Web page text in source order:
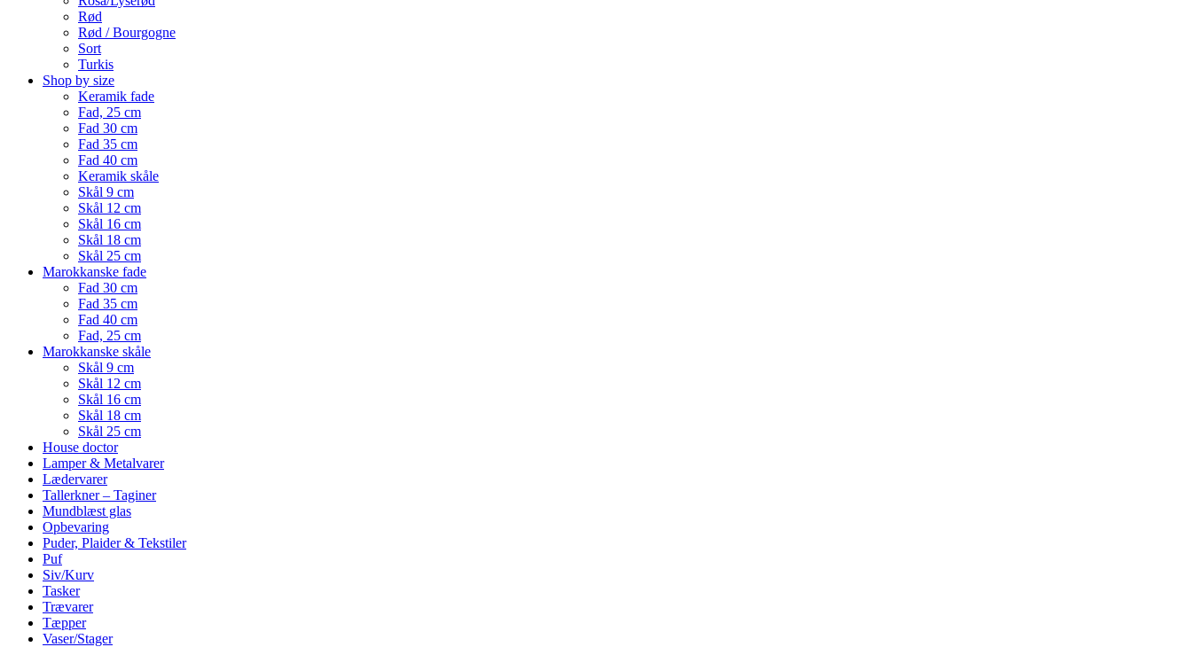
Rød
Rød / Bourgogne
Sort
Turkis
Shop by size
Keramik fade
Fad, 25 cm
Fad 30 cm
Fad 35 cm
Fad 40 cm
Keramik skåle
Skål 9 cm
Skål 12 cm
Skål 16 cm
Skål 18 cm
Skål 25 cm
Marokkanske fade
Fad 30 cm
Fad 35 cm
Fad 40 cm
Fad, 25 cm
Marokkanske skåle
Skål 9 cm
Skål 12 cm
Skål 16 cm
Skål 18 cm
Skål 25 cm
House doctor
Lamper & Metalvarer
Lædervarer
Tallerkner – Taginer
Mundblæst glas
Opbevaring
Puder, Plaider & Tekstiler
Puf
Siv/Kurv
Tasker
Trævarer
Tæpper
Vaser/Stager